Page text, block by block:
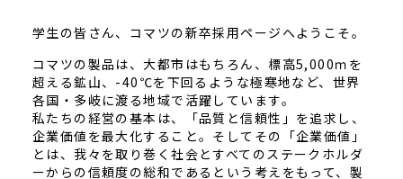
学生の皆さん、コマツの新卒採用ページへようこそ。
コマツの製品は、大都市はもちろん、標高5,000ｍを
超える鉱山、-40℃を下回るような極寒地など、世界
各国・多岐に渡る地域で活躍しています。
私たちの経営の基本は、「品質と信頼性」を追求し、
企業価値を最大化すること。そしてその「企業価値」
とは、我々を取り巻く社会とすべてのステークホルダ
ーからの信頼度の総和であるという考えをもって、製